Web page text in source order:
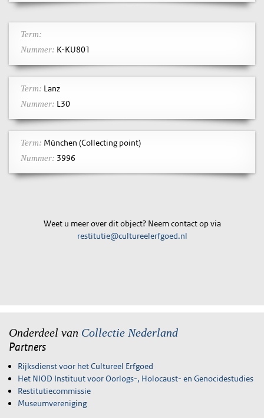
Term:
Nummer: K-KU801
Term: Lanz
Nummer: L30
Term: München (Collecting point)
Nummer: 3996
Weet u meer over dit object? Neem contact op via
restitutie@cultureelerfgoed.nl
Onderdeel van Collectie Nederland
Partners
Rijksdienst voor het Cultureel Erfgoed
Het NIOD Instituut voor Oorlogs-, Holocaust- en Genocidestudies
Restitutiecommissie
Museumvereniging